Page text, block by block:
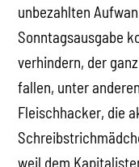
unbezahlten
Sonntagsausgabe
verhindern, der
fallen, unter
Fleischhacker, die
weil dem